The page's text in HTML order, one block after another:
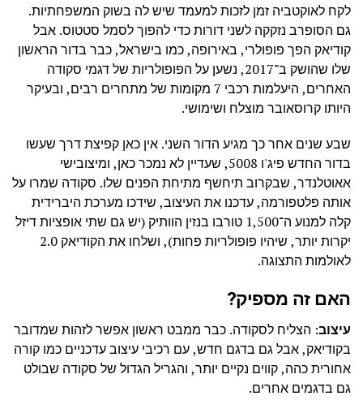
לקח לאוקטביה זמן לזכות למעמד שיש לה בשוק המשפחתיות.
גם הסופרב נזקקה לשני דורות כדי להפוך לסמל סטטוס. אבל
קודיאק הפך פופולרי, באירופה, כמו בישראל, כבר בדור הראשון
שלו שהושק ב־2017, נשען על הפופולריות של דגמי סקודה
האחרים, היעלמות רכבי 7 מקומות של מתחרים רבים, ובעיקר
היותו קרוסאובר מוצלח ושימושי.
שבע שנים אחר כך מגיע הדור השני. אין כאן קפיצת דרך שעשו
בדור החדש פיג'ו 5008, שעדיין לא נמכר כאן, ומיצובישי
אאוטלנדר, שבקרוב תיחשף מתיחת הפנים שלו. סקודה שמרו על
אותה פלטפורמה, עדכנו את העיצוב, שידכו מערכת היברידית
קלה למנוע ה־1,500 טורבו בנזין הוותיק (יש גם שתי אופציות דיזל
יקרות יותר, שיהיו פופולריות פחות), ושלחו את הקודיאק 2.0
לאולמות התצוגה.
האם זה מספיק?
עיצוב: הצליח לסקודה. כבר ממבט ראשון אפשר לזהות שמדובר
בקודיאק, אבל גם בדגם חדש, עם רכיבי עיצוב עדכניים כמו קורה
אחורית כהה, קווים נקיים יותר, והגריל הגדול של סקודה שבולט
גם בדגמים אחרים.